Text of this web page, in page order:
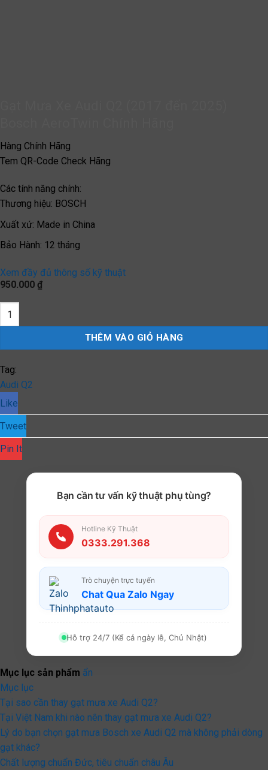
Hàng Chính Hãng
Tem QR-Code Check Hãng
Các tính năng chính:
Thương hiệu: BOSCH
Xuất xứ: Made in China
Bảo Hành: 12 tháng
Xem đầy đủ thông số kỹ thuật
950.000 ₫
Gạt Mưa Xe Audi Q2 (2017 đến 2025) Bosch AeroTwin Chính
THÊM VÀO GIỎ HÀNG
Tag:
Audi Q2
Like
Tweet
Pin It
Bạn cần tư vấn kỹ thuật phụ tùng?
Hotline Kỹ Thuật
0333.291.368
Trò chuyện trực tuyến
Chat Qua Zalo Ngay
Hỗ trợ 24/7 (Kể cả ngày lễ, Chủ Nhật)
Mục lục sản phẩm ẩn
Mục lục
Tại sao cần thay gạt mưa xe Audi Q2?
Tại Việt Nam khi nào nên thay gạt mưa xe Audi Q2?
Lý do bạn chọn gạt mưa Bosch xe Audi Q2 mà không phải dòng
gạt khác?
Chất lượng chuẩn Đức, tiêu chuẩn châu Âu